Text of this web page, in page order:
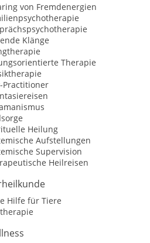
von Fremdenergien
Klänge
Therapie
Practitioner
Heilung
Aufstellungen
Supervision
Heilreisen
Hilfe für Tiere